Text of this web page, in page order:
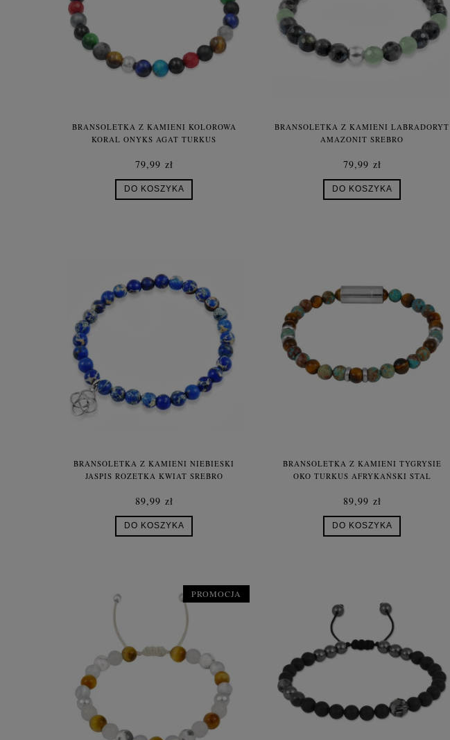
BRANSOLETKA Z KAMIENI KOLOROWA
KORAL ONYKS AGAT TURKUS
79,99 zł
DO KOSZYKA
BRANSOLETKA Z KAMIENI LABRADORYT
AMAZONIT SREBRO
79,99 zł
DO KOSZYKA
BRANSOLETKA Z KAMIENI NIEBIESKI
JASPIS ROZETKA KWIAT SREBRO
89,99 zł
DO KOSZYKA
BRANSOLETKA Z KAMIENI TYGRYSIE
OKO TURKUS AFRYKAŃSKI STAL
89,99 zł
DO KOSZYKA
PROMOCJA